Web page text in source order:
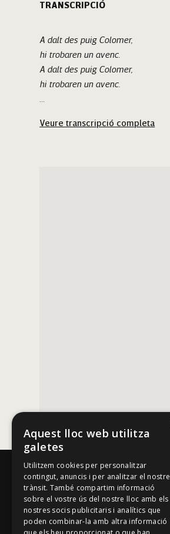
TRANSCRIPCIÓ
A dalt des puig Colomer,
hi trobaren un avenc.
A dalt des puig Colomer,
hi trobaren un avenc.
Sant Antoni és artanenc.
Veure transcripció completa
Aquest lloc web utilitza
galetes
Utilitzem cookies per personalitzar
contingut, anuncis i per analitzar el nostre
trànsit. També compartim informació
sobre el vostre ús del nostre lloc amb els
nostres socis publicitaris i analítics que
poden combinar-la amb altra informació